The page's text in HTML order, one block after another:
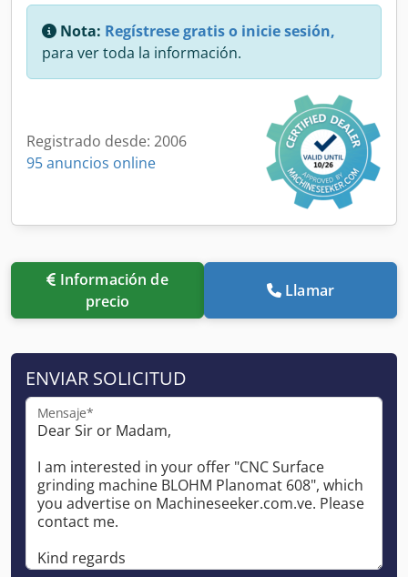
Nota: Regístrese gratis o inicie sesión,
para ver toda la información.
Registrado desde: 2006
95 anuncios online
precio
Llamar
ENVIAR SOLICITUD
Mensaje*